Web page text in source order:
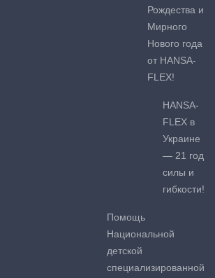
Рождества и
Мирного
Нового года
от HANSA-
FLEX!
HANSA-
FLEX в
Украине
— 21 год
силы и
гибкости!
Помощь
Национальной
детской
специализированной